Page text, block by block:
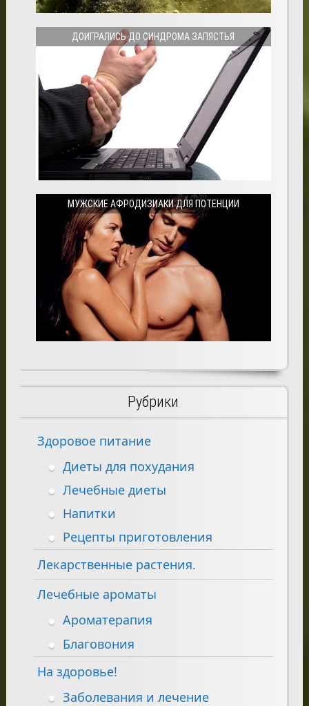
ДОИГРАЛИСЬ ДО СИНДРОМА ЗАПЯСТЬЯ
МУЖСКИЕ АФРОДИЗИАКИ ДЛЯ ПОТЕНЦИИ
Рубрики
Здоровое питание
Диеты для похудания
Лечебные диеты
Напитки
Рецепты приготовления
Лекарственные растения.
Лечебные ароматы
Ароматерапия
Благовония
На здоровье!
Заболевания и лечение